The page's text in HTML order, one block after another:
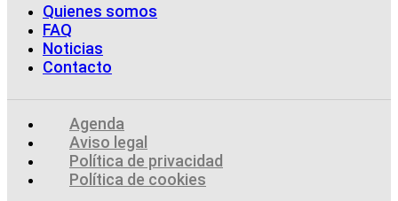
Quienes somos
FAQ
Noticias
Contacto
Agenda
Aviso legal
Política de privacidad
Política de cookies